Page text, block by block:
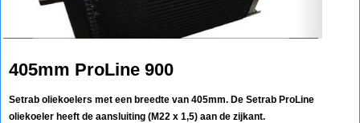
405mm ProLine 900
Setrab oliekoelers met een breedte van 405mm. De Setrab ProLine
oliekoeler heeft de aansluiting (M22 x 1,5) aan de zijkant.